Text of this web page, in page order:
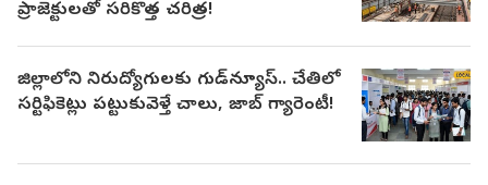
ప్రాజెక్టులతో సరికొత్త చరిత్ర!
జిల్లాలోని నిరుద్యోగులకు గుడ్‌న్యూస్.. చేతిలో
సర్టిఫికెట్లు పట్టుకువెళ్తే చాలు, జాబ్ గ్యారెంటీ!